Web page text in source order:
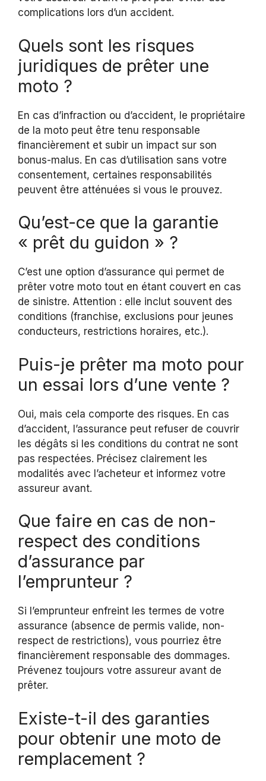
complications lors d’un accident.
Quels sont les risques
juridiques de prêter une
moto ?
En cas d’infraction ou d’accident, le propriétaire
de la moto peut être tenu responsable
financièrement et subir un impact sur son
bonus-malus. En cas d’utilisation sans votre
consentement, certaines responsabilités
peuvent être atténuées si vous le prouvez.
Qu’est-ce que la garantie
« prêt du guidon » ?
C’est une option d’assurance qui permet de
prêter votre moto tout en étant couvert en cas
de sinistre. Attention : elle inclut souvent des
conditions (franchise, exclusions pour jeunes
conducteurs, restrictions horaires, etc.).
Puis-je prêter ma moto pour
un essai lors d’une vente ?
Oui, mais cela comporte des risques. En cas
d’accident, l’assurance peut refuser de couvrir
les dégâts si les conditions du contrat ne sont
pas respectées. Précisez clairement les
modalités avec l’acheteur et informez votre
assureur avant.
Que faire en cas de non-
respect des conditions
d’assurance par
l’emprunteur ?
Si l’emprunteur enfreint les termes de votre
assurance (absence de permis valide, non-
respect de restrictions), vous pourriez être
financièrement responsable des dommages.
Prévenez toujours votre assureur avant de
prêter.
Existe-t-il des garanties
pour obtenir une moto de
remplacement ?